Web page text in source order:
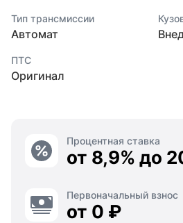
Тип трансмиссии
Автомат
ПТС
Оригинал
Процентная ставка
от 8,9% до
Первоначальный взнос
от 0 ₽